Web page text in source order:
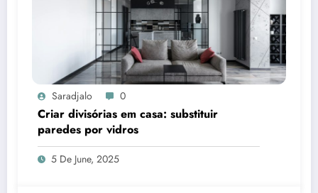
Saradjalo 0
Criar divisórias em casa: substituir
paredes por vidros
5 De June, 2025